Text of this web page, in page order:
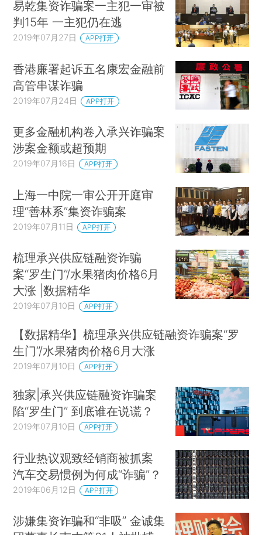
易乾集资诈骗案一主犯一审被
判15年 一主犯仍在逃
2019年07月27日 APP打开
香港廉署起诉五名康宏金融前
高管串谋诈骗
2019年07月24日 APP打开
更多金融机构卷入承兴诈骗案
涉案金额或超预期
2019年07月16日 APP打开
上海一中院一审公开开庭审
理“善林系”集资诈骗案
2019年07月11日 APP打开
梳理承兴供应链融资诈骗
案“罗生门”/水果猪肉价格6月
大涨 |数据精华
2019年07月10日 APP打开
【数据精华】梳理承兴供应链融资诈骗案“罗
生门”/水果猪肉价格6月大涨
2019年07月10日 APP打开
独家|承兴供应链融资诈骗案
陷“罗生门” 到底谁在说谎？
2019年07月10日 APP打开
行业热议观致经销商被抓案
汽车交易惯例为何成“诈骗”？
2019年06月12日 APP打开
涉嫌集资诈骗和“非吸” 金诚集